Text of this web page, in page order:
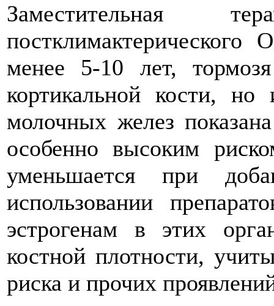
Заместительная
менее 5-10 лет,
кортикальной кости,
молочных желез
особенно высоким
уменьшается при
использовании
эстрогенам в этих
костной плотности,
риска и прочих